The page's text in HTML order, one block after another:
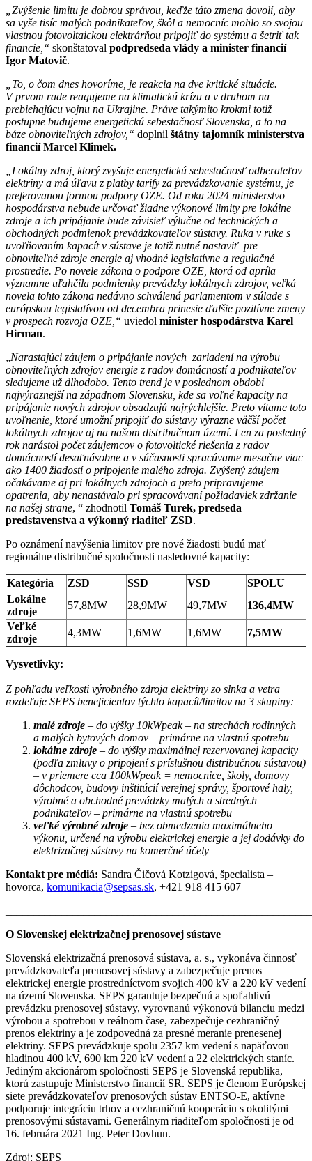
„Zvýšenie limitu je dobrou správou, keďže táto zmena dovolí, aby
sa vyše tisíc malých podnikateľov, škôl a nemocníc mohlo so svojou
vlastnou fotovoltaickou elektrárňou pripojiť do systému a šetriť tak
financie,“ skonštatoval podpredseda vlády a minister financií
Igor Matovič.
„To, o čom dnes hovoríme, je reakcia na dve kritické situácie.
V prvom rade reagujeme na klimatickú krízu a v druhom na
prebiehajúcu vojnu na Ukrajine. Práve takýmito krokmi totiž
postupne budujeme energetickú sebestačnosť Slovenska, a to na
báze obnoviteľných zdrojov,“ doplnil štátny tajomník ministerstva
financií Marcel Klimek.
„Lokálny zdroj, ktorý zvyšuje energetickú sebestačnosť odberateľov
elektriny a má úľavu z platby tarify za prevádzkovanie systému, je
preferovanou formou podpory OZE. Od roku 2024 ministerstvo
hospodárstva nebude určovať žiadne výkonové limity pre lokálne
zdroje a ich pripájanie bude závisieť výlučne od technických a
obchodných podmienok prevádzkovateľov sústavy. Ruka v ruke s
uvoľňovaním kapacít v sústave je totiž nutné nastaviť pre
obnoviteľné zdroje energie aj vhodné legislatívne a regulačné
prostredie. Po novele zákona o podpore OZE, ktorá od apríla
významne uľahčila podmienky prevádzky lokálnych zdrojov, veľká
novela tohto zákona nedávno schválená parlamentom v súlade s
európskou legislatívou od decembra prinesie ďalšie pozitívne zmeny
v prospech rozvoja OZE,“ uviedol minister hospodárstva Karel
Hirman.
„Narastajúci záujem o pripájanie nových zariadení na výrobu
obnoviteľných zdrojov energie z radov domácností a podnikateľov
sledujeme už dlhodobo. Tento trend je v poslednom období
najvýraznejší na západnom Slovensku, kde sa voľné kapacity na
pripájanie nových zdrojov obsadzujú najrýchlejšie. Preto vítame toto
uvoľnenie, ktoré umožní pripojiť do sústavy výrazne väčší počet
lokálnych zdrojov aj na našom distribučnom území. Len za posledný
rok narástol počet záujemcov o fotovoltické riešenia z radov
domácností desaťnásobne a v súčasnosti spracúvame mesačne viac
ako 1400 žiadostí o pripojenie malého zdroja. Zvýšený záujem
očakávame aj pri lokálnych zdrojoch a preto pripravujeme
opatrenia, aby nenastávalo pri spracovávaní požiadaviek zdržanie
na našej strane, “ zhodnotil Tomáš Turek, predseda
predstavenstva a výkonný riaditeľ ZSD.
Po oznámení navýšenia limitov pre nové žiadosti budú mať
regionálne distribučné spoločnosti nasledovné kapacity:
Kategória ZSD SSD VSD
SPOLU
Lokálne
zdroje
57,8MW 28,9MW 49,7MW
136,4MW
Veľké
zdroje
4,3MW 1,6MW 1,6MW 7,5MW
Vysvetlivky:
Z pohľadu veľkosti výrobného zdroja elektriny zo slnka a vetra
rozdeľuje SEPS beneficientov týchto kapacít/limitov na 3 skupiny:
malé zdroje – do výšky 10kWpeak – na strechách rodinných
a malých bytových domov – primárne na vlastnú spotrebu
lokálne zdroje – do výšky maximálnej rezervovanej kapacity
(podľa zmluvy o pripojení s príslušnou distribučnou sústavou)
– v priemere cca 100kWpeak = nemocnice, školy, domovy
dôchodcov, budovy inštitúcií verejnej správy, športové haly,
výrobné a obchodné prevádzky malých a stredných
podnikateľov – primárne na vlastnú spotrebu
veľké výrobné zdroje – bez obmedzenia maximálneho
výkonu, určené na výrobu elektrickej energie a jej dodávky do
elektrizačnej sústavy na komerčné účely
Kontakt pre médiá: Sandra Čičová Kotzigová, špecialista –
hovorca, komunikacia@sepsas.sk, +421 918 415 607
O Slovenskej elektrizačnej prenosovej sústave
Slovenská elektrizačná prenosová sústava, a. s., vykonáva činnosť
prevádzkovateľa prenosovej sústavy a zabezpečuje prenos
elektrickej energie prostredníctvom svojich 400 kV a 220 kV vedení
na území Slovenska. SEPS garantuje bezpečnú a spoľahlivú
prevádzku prenosovej sústavy, vyrovnanú výkonovú bilanciu medzi
výrobou a spotrebou v reálnom čase, zabezpečuje cezhraničný
prenos elektriny a je zodpovedná za presné meranie prenesenej
elektriny. SEPS prevádzkuje spolu 2357 km vedení s napäťovou
hladinou 400 kV, 690 km 220 kV vedení a 22 elektrických staníc.
Jediným akcionárom spoločnosti SEPS je Slovenská republika,
ktorú zastupuje Ministerstvo financií SR. SEPS je členom Európskej
siete prevádzkovateľov prenosových sústav ENTSO-E, aktívne
podporuje integráciu trhov a cezhraničnú kooperáciu s okolitými
prenosovými sústavami. Generálnym riaditeľom spoločnosti je od
16. februára 2021 Ing. Peter Dovhun.
Zdroj: SEPS